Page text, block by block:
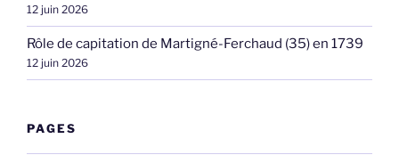
12 juin 2026
Rôle de capitation de Martigné-Ferchaud (35) en 1739
12 juin 2026
PAGES